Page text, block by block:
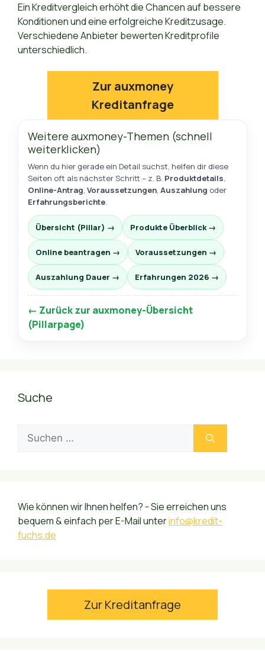
Ein Kreditvergleich erhöht die Chancen auf bessere
Konditionen und eine erfolgreiche Kreditzusage.
Verschiedene Anbieter bewerten Kreditprofile
unterschiedlich.
Zur auxmoney
Kreditanfrage
Weitere auxmoney-Themen (schnell
weiterklicken)
Wenn du hier gerade ein Detail suchst, helfen dir diese
Seiten oft als nächster Schritt – z. B. Produktdetails,
Online-Antrag, Voraussetzungen, Auszahlung oder
Erfahrungsberichte.
Übersicht (Pillar) → Produkte Überblick →
Online beantragen → Voraussetzungen →
Auszahlung Dauer → Erfahrungen 2026 →
← Zurück zur auxmoney-Übersicht
(Pillarpage)
Suche
Suchen
nach:
Wie können wir Ihnen helfen? - Sie erreichen uns
bequem & einfach per E-Mail unterinfo@kredit-
fuchs.de
Zur Kreditanfrage